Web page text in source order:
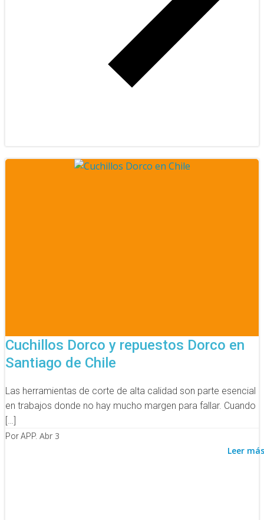
Cuchillos Dorco y repuestos Dorco en
Santiago de Chile
Las herramientas de corte de alta calidad son parte esencial
en trabajos donde no hay mucho margen para fallar. Cuando
[…]
Por APP. Abr 3
Leer más